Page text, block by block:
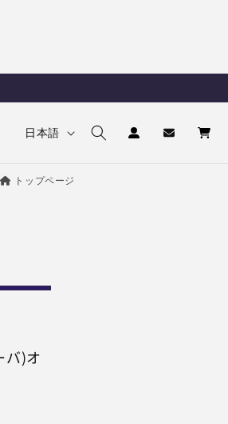
言
日本語
ロ
イ
ー
トップページ
バ)オ